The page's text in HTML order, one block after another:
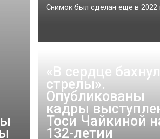
Снимок был сделан еще в 2022
«В сердце
стрелы».
Опубликованы
кадры
Тоси Чайкиной
132-летии